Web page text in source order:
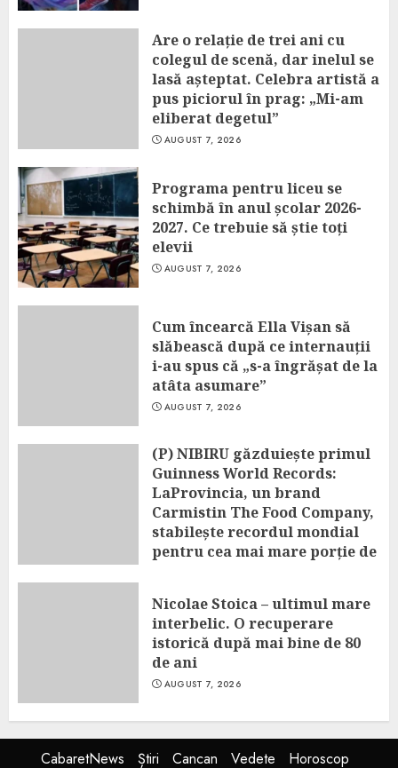
Are o relație de trei ani cu
colegul de scenă, dar inelul se
lasă așteptat. Celebra artistă a
pus piciorul în prag: „Mi-am
eliberat degetul”
AUGUST 7, 2026
Programa pentru liceu se
schimbă în anul școlar 2026-
2027. Ce trebuie să știe toți
elevii
AUGUST 7, 2026
Cum încearcă Ella Vișan să
slăbească după ce internauții
i-au spus că „s-a îngrășat de la
atâta asumare”
AUGUST 7, 2026
(P) NIBIRU găzduiește primul
Guinness World Records:
LaProvincia, un brand
Carmistin The Food Company,
stabilește recordul mondial
pentru cea mai mare porție de
AUGUST 7, 2026
Nicolae Stoica – ultimul mare
interbelic. O recuperare
istorică după mai bine de 80
de ani
AUGUST 7, 2026
CabaretNews Știri Cancan Vedete Horoscop